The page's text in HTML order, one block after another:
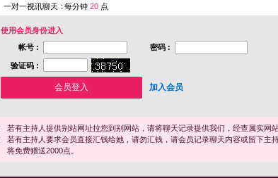
一对一视讯聊天 : 每分钟 20 点
使用会员身份进入
帐号 :
密码 :
验证码 :
加入会员
若有主持人提供别站网址拉您到别网站，请将聊天记录提供我们，经查属实网
若有主持人要求会员直接汇钱给她，请勿汇钱，请会员记录聊天内容或留下主
将免费赠送2000点。